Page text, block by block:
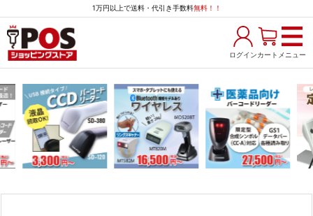
1万円以上で送料・代引き手数料無料！！
ログインカート メニュー